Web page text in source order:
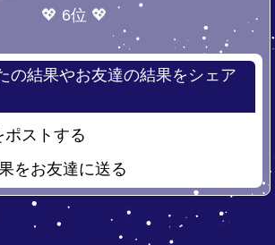
💖 6位 💖
の結果やお友達の結果をシェア
ストする
をお友達に送る